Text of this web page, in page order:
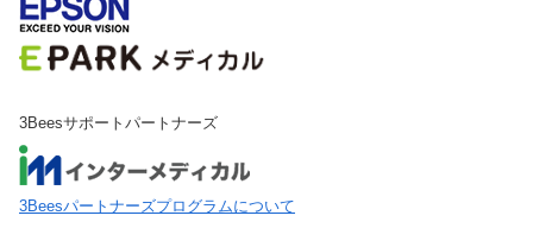
3Beesサポートパートナーズ
3Beesパートナーズプログラムについて